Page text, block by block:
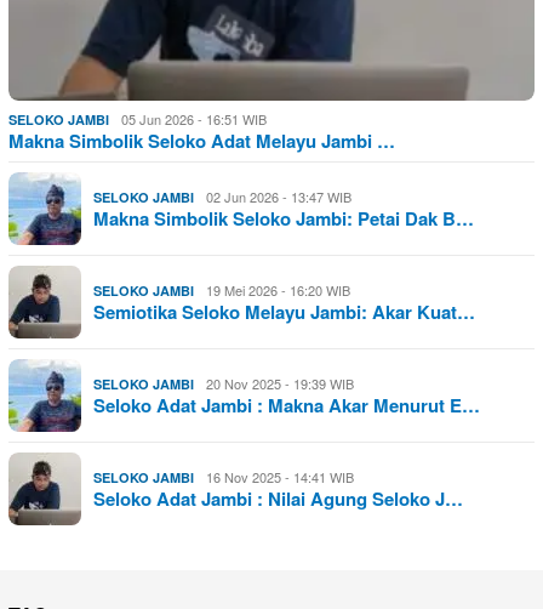
SELOKO JAMBI 05 Jun 2026 - 16:51 WIB
Makna Simbolik Seloko Adat Melayu Jambi …
SELOKO JAMBI 02 Jun 2026 - 13:47 WIB
Makna Simbolik Seloko Jambi: Petai Dak B…
SELOKO JAMBI 19 Mei 2026 - 16:20 WIB
Semiotika Seloko Melayu Jambi: Akar Kuat…
SELOKO JAMBI 20 Nov 2025 - 19:39 WIB
Seloko Adat Jambi : Makna Akar Menurut E…
SELOKO JAMBI 16 Nov 2025 - 14:41 WIB
Seloko Adat Jambi : Nilai Agung Seloko J…